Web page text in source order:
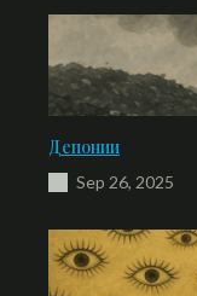
Депонии
Sep 26, 2025